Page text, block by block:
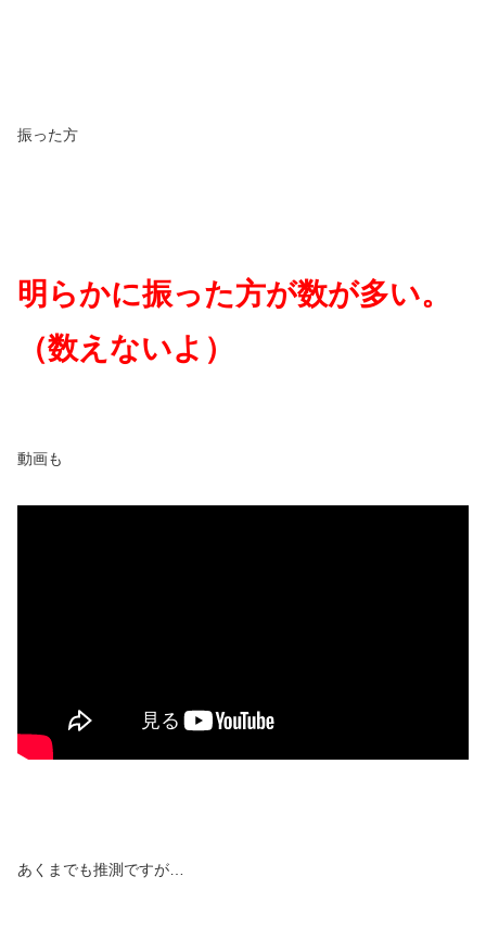
振った方
明らかに振った方が数が多い。
（数えないよ）
動画も
あくまでも推測ですが…